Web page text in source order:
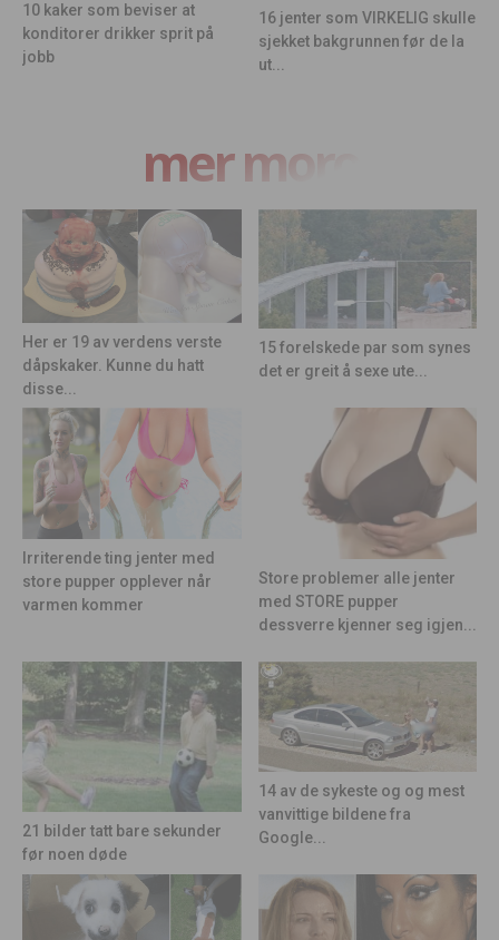
10 kaker som beviser at
konditorer drikker sprit på
jobb
16 jenter som VIRKELIG skulle
sjekket bakgrunnen før de la
ut...
mer moro
Her er 19 av verdens verste
dåpskaker. Kunne du hatt
disse...
15 forelskede par som synes
det er greit å sexe ute...
Irriterende ting jenter med
store pupper opplever når
varmen kommer
Store problemer alle jenter
med STORE pupper
dessverre kjenner seg igjen...
21 bilder tatt bare sekunder
før noen døde
14 av de sykeste og og mest
vanvittige bildene fra
Google...